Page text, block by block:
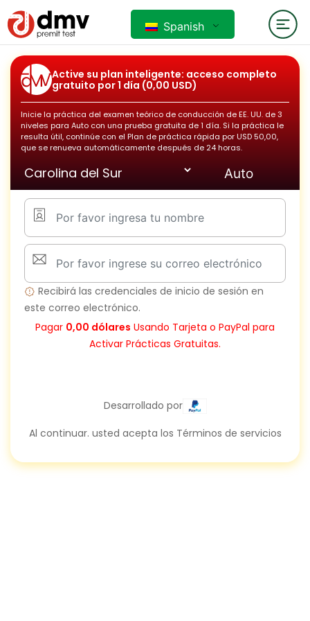
Spanish
Active su plan inteligente: acceso completo
gratuito por 1 día (0,00 USD)
Inicie la práctica del examen teórico de conducción de EE. UU. de 3
niveles para Auto con una prueba gratuita de 1 día. Si la práctica le
resulta útil, continúe con el Plan de práctica rápida por USD 50,00,
que se renueva automáticamente después de 24 horas.
Recibirá las credenciales de inicio de sesión en
este correo electrónico.
Pagar 0,00 dólares Usando Tarjeta o PayPal para
Activar Prácticas Gratuitas.
Desarrollado por
Al continuar. usted acepta los Términos de servicios